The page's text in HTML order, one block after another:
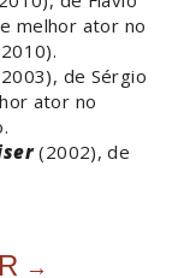
melhor ator no
de Sérgio
ator no
(2002), de